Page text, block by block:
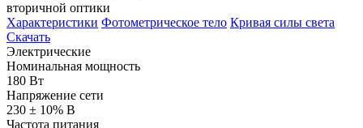
вторичной оптики
Характеристики Фотометрическое тело Кривая силы света
Скачать
Электрические
Номинальная мощность
180 Вт
Напряжение сети
230 ± 10% В
Частота питания